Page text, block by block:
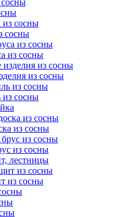
сосны
из сосны
из сосны
из сосны
из сосны
из сосны
лестницы
из сосны